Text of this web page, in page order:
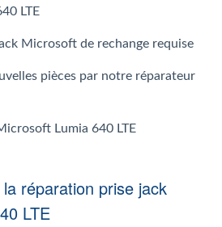
LTE
Microsoft de rechange requise
pièces par notre réparateur
Lumia 640 LTE
réparation prise jack
LTE